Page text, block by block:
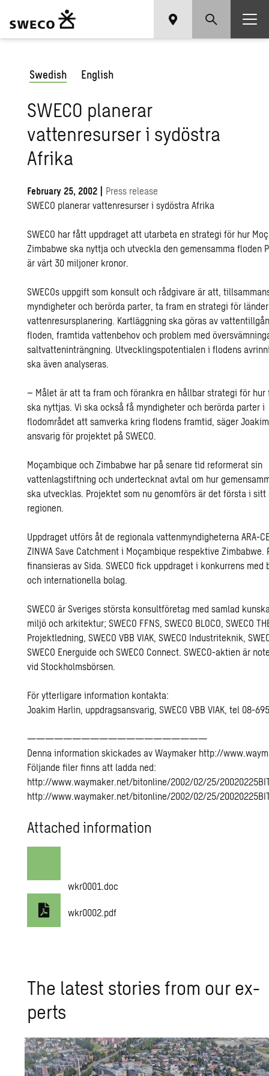
Swedish English
SWECO planerar
vattenresurser i sydöstra
Afrika
February 25, 2002 | Press release
SWECO planerar vattenresurser i sydöstra Afrika
SWECO har fått uppdraget att utarbeta en strategi för hur
Zimbabwe ska nyttja och utveckla den gemensamma floden
är värt 30 miljoner kronor.
SWECOs uppgift som konsult och rådgivare är att,
myndigheter och berörda parter, ta fram en strategi för
vattenresursplanering. Kartläggning ska göras av
floden, framtida vattenbehov och problem med
saltvatteninträngning. Utvecklingspotentialen i flodens
ska även analyseras.
– Målet är att ta fram och förankra en hållbar strategi för hur
ska nyttjas. Vi ska också få myndigheter och berörda parter i
flodområdet att samverka kring flodens framtid, säger
ansvarig för projektet på SWECO.
Moçambique och Zimbabwe har på senare tid reformerat sin
vattenlagstiftning och undertecknat avtal om hur
ska utvecklas. Projektet som nu genomförs är det första i sitt
regionen.
Uppdraget utförs åt de regionala vattenmyndigheterna ARA-
ZINWA Save Catchment i Moçambique respektive Zimbabwe.
finansieras av Sida. SWECO fick uppdraget i konkurrens med
och internationella bolag.
SWECO är Sveriges största konsultföretag med samlad
miljö och arkitektur; SWECO FFNS, SWECO BLOCO, SWECO
Projektledning, SWECO VBB VIAK, SWECO Industriteknik,
SWECO Energuide och SWECO Connect. SWECO-aktien är
vid Stockholmsbörsen.
För ytterligare information kontakta:
Joakim Harlin, uppdragsansvarig, SWECO VBB VIAK, tel 08-
————————————————————
Denna information skickades av Waymaker http://
Följande filer finns att ladda ned:
http://www.waymaker.net/bitonline/2002/02/25/
http://www.waymaker.net/bitonline/2002/02/25/
Attached information
wkr0001.doc
wkr0002.pdf
The lat­est sto­ries from our ex­
perts